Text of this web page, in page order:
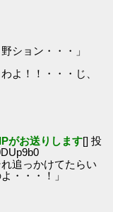
ション・・・」
よ！！・・・じ、
がお送りします[] 投
追っかけてたらい
・・・！」